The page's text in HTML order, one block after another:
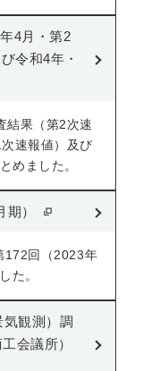
4月・第2
令和4年・
結果（第2次速
速報値）及び
めました。
期）
172回（2023年
た。
気観測）調
会議所）